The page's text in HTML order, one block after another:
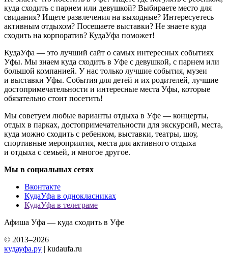
куда сходить с парнем или девушкой? Выбираете место для
свидания? Ищете развлечения на выходные? Интересуетесь
активным отдыхом? Посещаете выставки? Не знаете куда
сходить на корпоратив? КудаУфа поможет!
КудаУфа — это лучший сайт о самых интересных событиях
Уфы. Мы знаем куда сходить в Уфе с девушкой, с парнем или
большой компанией. У нас только лучшие события, музеи
и выставки Уфы. События для детей и их родителей, лучшие
достопримечательности и интересные места Уфы, которые
обязательно стоит посетить!
Мы советуем любые варианты отдыха в Уфе — концерты,
отдых в парках, достопримечательности для экскурсий, места,
куда можно сходить с ребенком, выставки, театры, шоу,
спортивные мероприятия, места для активного отдыха
и отдыха с семьей, и многое другое.
Мы в социальных сетях
Вконтакте
КудаУфа в однокласниках
КудаУфа в телеграме
Афиша Уфа — куда сходить в Уфе
© 2013–2026
кудауфа.ру | kudaufa.ru